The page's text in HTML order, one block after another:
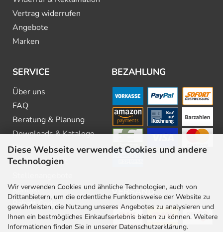
Diese Webseite verwendet Cookies und andere
Technologien
Wir verwenden Cookies und ähnliche Technologien, auch von
Drittanbietern, um die ordentliche Funktionsweise der Website zu
gewährleisten, die Nutzung unseres Angebotes zu analysieren und
Ihnen ein bestmögliches Einkaufserlebnis bieten zu können. Weitere
Informationen finden Sie in unserer Datenschutzerklärung.
Vertrag widerrufen
Angebote
Marken
SERVICE
Über uns
FAQ
Beratung & Planung
Downloads & Kataloge
Newsletter
Barrierefreiheit
Kontakt
Rabatt Codes
BEZAHLUNG
VERSAND